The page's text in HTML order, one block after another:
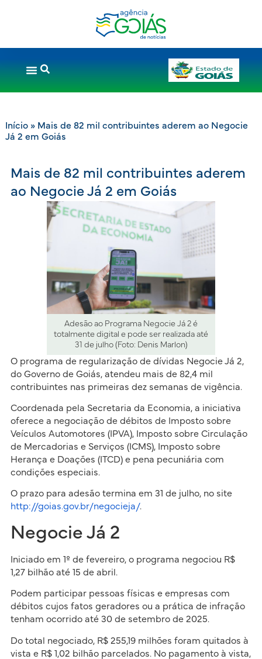
Início» Mais de 82 mil contribuintes aderem ao Negocie
Já 2 em Goiás
Mais de 82 mil contribuintes aderem
ao Negocie Já 2 em Goiás
Adesão ao Programa Negocie Já 2 é
totalmente digital e pode ser realizada até
31 de julho (Foto: Denis Marlon)
O programa de regularização de dívidas Negocie Já 2,
do Governo de Goiás, atendeu mais de 82,4 mil
contribuintes nas primeiras dez semanas de vigência.
Coordenada pela Secretaria da Economia, a iniciativa
oferece a negociação de débitos de Imposto sobre
Veículos Automotores (IPVA), Imposto sobre Circulação
de Mercadorias e Serviços (ICMS), Imposto sobre
Herança e Doações (ITCD) e pena pecuniária com
condições especiais.
O prazo para adesão termina em 31 de julho, no site
http://goias.gov.br/negocieja/.
Negocie Já 2
Iniciado em 1º de fevereiro, o programa negociou R$
1,27 bilhão até 15 de abril.
Podem participar pessoas físicas e empresas com
débitos cujos fatos geradores ou a prática de infração
tenham ocorrido até 30 de setembro de 2025.
Do total negociado, R$ 255,19 milhões foram quitados à
vista e R$ 1,02 bilhão parcelados. No pagamento à vista,